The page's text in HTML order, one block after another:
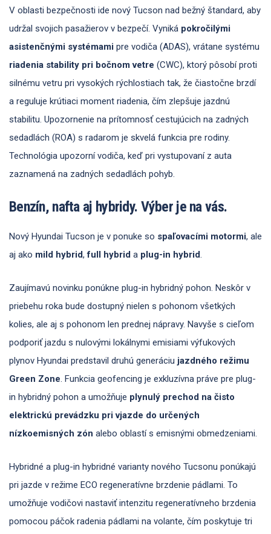
V oblasti bezpečnosti ide nový Tucson nad bežný štandard, aby
udržal svojich pasažierov v bezpečí. Vyniká pokročilými
asistenčnými systémami pre vodiča (ADAS), vrátane systému
riadenia stability pri bočnom vetre (CWC), ktorý pôsobí proti
silnému vetru pri vysokých rýchlostiach tak, že čiastočne brzdí
a reguluje krútiaci moment riadenia, čím zlepšuje jazdnú
stabilitu. Upozornenie na prítomnosť cestujúcich na zadných
sedadlách (ROA) s radarom je skvelá funkcia pre rodiny.
Technológia upozorní vodiča, keď pri vystupovaní z auta
zaznamená na zadných sedadlách pohyb.
Benzín, nafta aj hybridy. Výber je na vás.
Nový Hyundai Tucson je v ponuke so spaľovacími motormi, ale
aj ako mild hybrid,full hybrid a plug-in hybrid.
Zaujímavú novinku ponúkne plug-in hybridný pohon. Neskôr v
priebehu roka bude dostupný nielen s pohonom všetkých
kolies, ale aj s pohonom len prednej nápravy. Navyše s cieľom
podporiť jazdu s nulovými lokálnymi emisiami výfukových
plynov Hyundai predstavil druhú generáciu jazdného režimu
Green Zone. Funkcia geofencing je exkluzívna práve pre plug-
in hybridný pohon a umožňuje plynulý prechod na čisto
elektrickú prevádzku pri vjazde do určených
nízkoemisných zón alebo oblastí s emisnými obmedzeniami.
Hybridné a plug-in hybridné varianty nového Tucsonu ponúkajú
pri jazde v režime ECO regeneratívne brzdenie pádlami. To
umožňuje vodičovi nastaviť intenzitu regeneratívneho brzdenia
pomocou páčok radenia pádlami na volante, čím poskytuje tri